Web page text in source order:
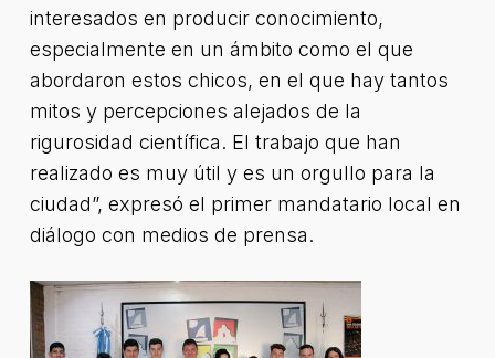
interesados en producir conocimiento,
especialmente en un ámbito como el que
abordaron estos chicos, en el que hay tantos
mitos y percepciones alejados de la
rigurosidad científica. El trabajo que han
realizado es muy útil y es un orgullo para la
ciudad”, expresó el primer mandatario local en
diálogo con medios de prensa.